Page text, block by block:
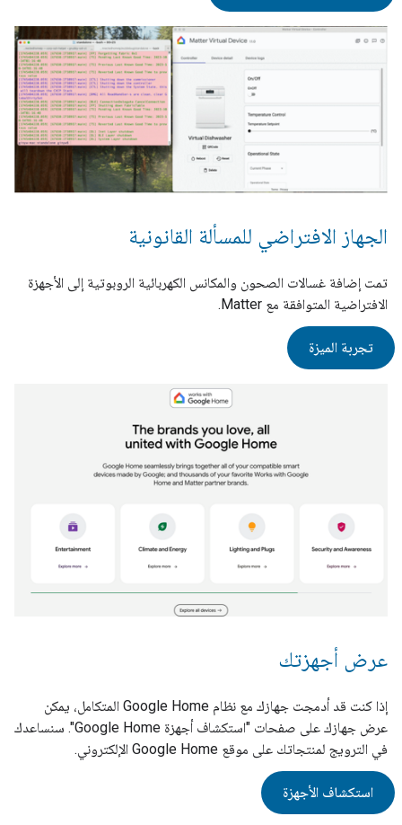
الجهاز الافتراضي للمسألة القانونية
تمت إضافة غسالات الصحون والمكانس الكهربائية الروبوتية إلى الأجهزة
الافتراضية المتوافقة مع Matter.
تجربة الميزة
عرض أجهزتك
إذا كنت قد أدمجت جهازك مع نظام Google Home المتكامل، يمكن
عرض جهازك على صفحات "استكشاف أجهزة Google Home". سنساعدك
في الترويج لمنتجاتك على موقع Google Home الإلكتروني.
استكشاف الأجهزة